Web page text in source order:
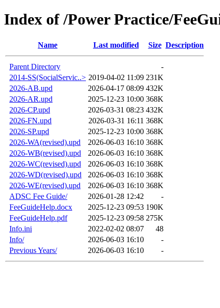
Index of /Power Practice/
Name Last modified Size Description
Parent Directory
-
2014-SS(SocialServic..> 2019-04-02 11:09 231K
2026-AB.upd
2026-04-17 08:09 432K
2026-AR.upd
2025-12-23 10:00 368K
2026-CP.upd
2026-03-31 08:23 432K
2026-FN.upd
2026-03-31 16:11 368K
2026-SP.upd
2025-12-23 10:00 368K
2026-WA(revised).upd
2026-06-03 16:10 368K
2026-WB(revised).upd
2026-06-03 16:10 368K
2026-WC(revised).upd
2026-06-03 16:10 368K
2026-WD(revised).upd
2026-06-03 16:10 368K
2026-WE(revised).upd
2026-06-03 16:10 368K
ADSC Fee Guide/
2026-01-28 12:42
-
FeeGuideHelp.docx
2025-12-23 09:53 190K
FeeGuideHelp.pdf
2025-12-23 09:58 275K
Info.ini
2022-02-02 08:07
48
Info/
2026-06-03 16:10
-
Previous Years/
2026-06-03 16:10 -